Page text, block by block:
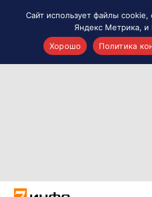
Новости России
Сайт использует файлы cookie,
Яндекс Метрика, и
Хорошо
Политика